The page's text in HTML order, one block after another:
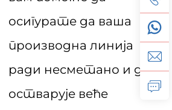
осигурате да ваша
производна линија
ради несметано и да
остварује веће